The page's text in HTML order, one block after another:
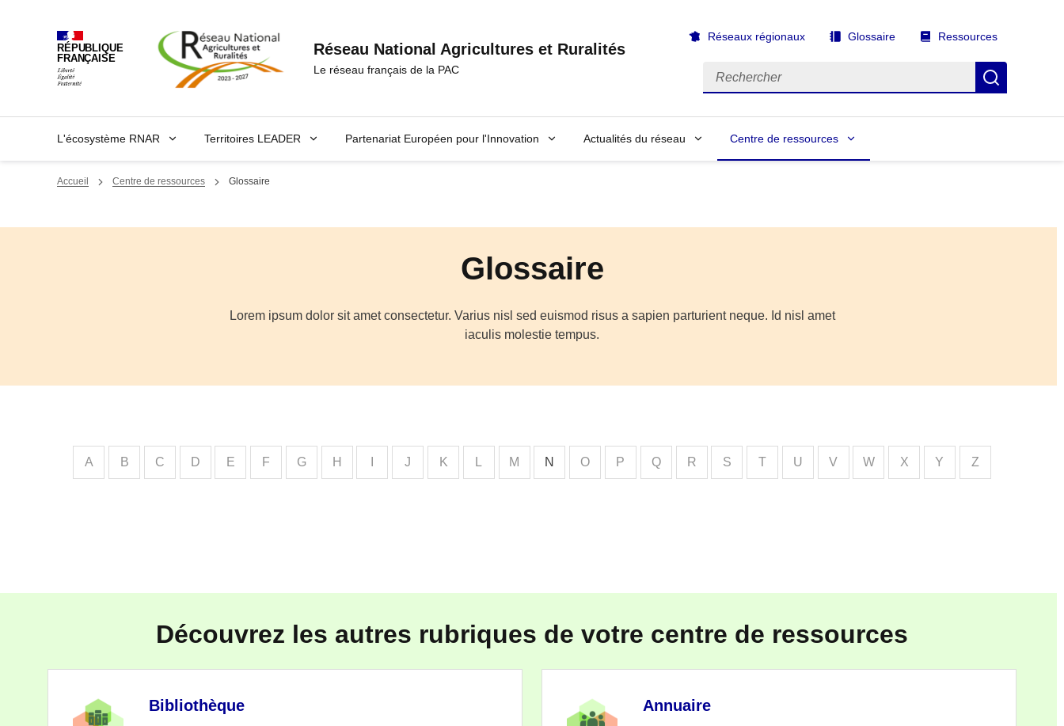
RÉPUBLIQUE
FRANÇAISE
Réseau National Agricultures et Ruralités
Le réseau français de la PAC
Réseaux régionaux Glossaire Ressources
Rechercher
L'écosystème RNAR Territoires LEADER Partenariat Européen pour l'Innovation Actualités du réseau Centre de ressources
Accueil Centre de ressources Glossaire
Glossaire
Lorem ipsum dolor sit amet consectetur. Varius nisl sed euismod risus a sapien parturient neque. Id nisl amet
iaculis molestie tempus.
A B C D E F G H J K L M N O P Q R S T U V W X Y Z
Découvrez les autres rubriques de votre centre de ressources
Bibliothèque Annuaire